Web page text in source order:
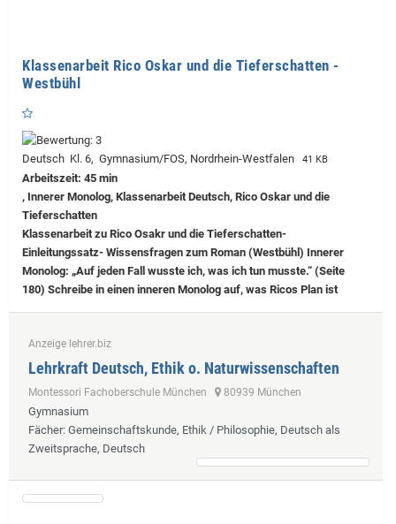
Klassenarbeit Rico Oskar und die Tieferschatten -
Westbühl
Deutsch Kl. 6, Gymnasium/FOS, Nordrhein-Westfalen 41 KB
Arbeitszeit: 45 min
, Innerer Monolog, Klassenarbeit Deutsch, Rico Oskar und die
Tieferschatten
Klassenarbeit zu Rico Osakr und die Tieferschatten-
Einleitungssatz- Wissensfragen zum Roman (Westbühl) Innerer
Monolog: „Auf jeden Fall wusste ich, was ich tun musste.“ (Seite
180) Schreibe in einen inneren Monolog auf, was Ricos Plan ist
Anzeige lehrer.biz
Lehrkraft Deutsch, Ethik o. Naturwissenschaften
Montessori Fachoberschule München 80939 München
Gymnasium
Fächer: Gemeinschaftskunde, Ethik / Philosophie, Deutsch als
Zweitsprache, Deutsch